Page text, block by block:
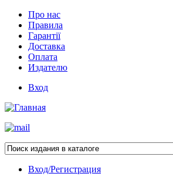
Про нас
Правила
Гарантії
Доставка
Оплата
Издателю
Вход
Вход/Регистрация